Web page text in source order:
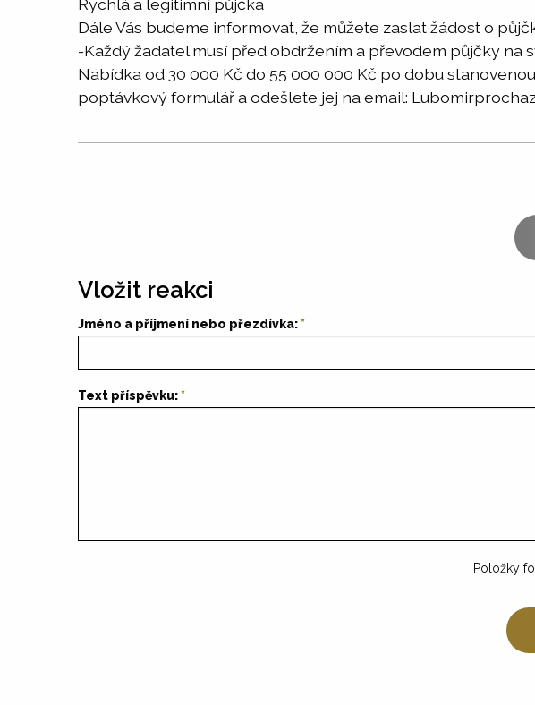
Rychlá a legitimní půjčka
Dále Vás budeme informovat, že můžete zaslat žádost o
-Každý žadatel musí před obdržením a převodem půjčky na
Nabídka od 30 000 Kč do 55 000 000 Kč po dobu
poptávkový formulář a odešlete jej na email:
Vložit reakci
Jméno a příjmení nebo přezdívka:
Text příspěvku:
Položky